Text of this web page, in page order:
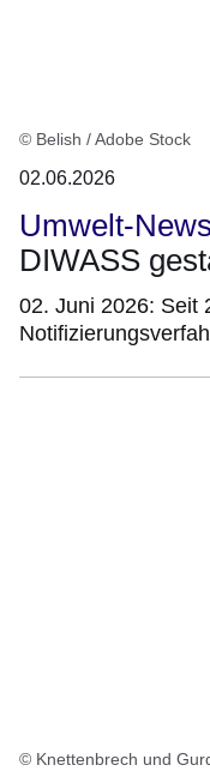
© Belish / Adobe Stock
02.06.2026
Umwelt-News
DIWASS
02. Juni 2026: Seit
© Knettenbrech und